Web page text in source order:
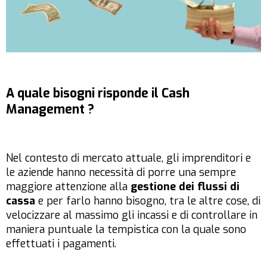
A quale bisogni risponde il Cash
Management ?
Nel contesto di mercato attuale, gli imprenditori e
le aziende hanno necessità di porre una sempre
maggiore attenzione alla gestione dei flussi di
cassa e per farlo hanno bisogno, tra le altre cose, di
velocizzare al massimo gli incassi e di controllare in
maniera puntuale la tempistica con la quale sono
effettuati i pagamenti.